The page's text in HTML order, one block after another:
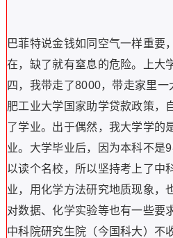
巴菲特说金钱如同空气一样重要
在，缺了就有窒息的危险。上大
四，我带走了8000，带走家里
肥工业大学国家助学贷款政策，
了学业。出于偶然，我大学学的
业。大学毕业后，因为本科不是
以读个名校，所以坚持考上了中
业，用化学方法研究地质现象，
对数据、化学实验等也有一些要
中科院研究生院（今国科大）不